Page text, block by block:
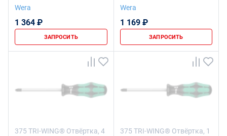
Wera
1 364 ₽
ЗАПРОСИТЬ
Wera
1 169 ₽
ЗАПРОСИТЬ
375 TRI-WING® Отвёртка, 4
375 TRI-WING® Отвёртка, 1